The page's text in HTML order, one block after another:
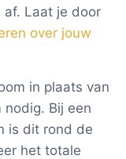
af. Laat je door
over jouw
in plaats van
Bij een
is dit rond de
het totale